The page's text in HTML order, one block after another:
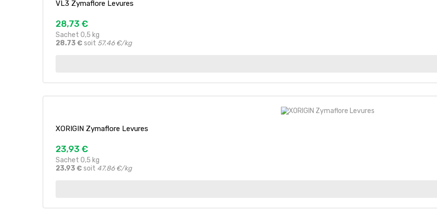
VL3 Zymaflore Levures
28,73 €
Sachet 0,5 kg
28.73 €soit 57.46 €/kg
XORIGIN Zymaflore Levures
23,93 €
Sachet 0,5 kg
23.93 €soit 47.86 €/kg